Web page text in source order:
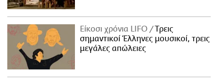
Είκοσι χρόνια LIFO
Tρεις
σημαντικοί Έλληνες μουσικοί, τρεις
μεγάλες απώλειες